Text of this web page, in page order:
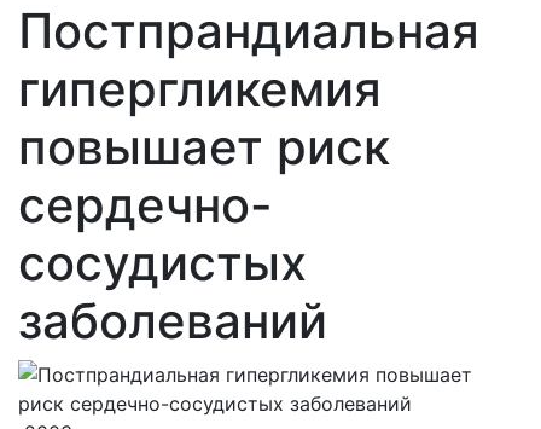
Постпрандиальная
гипергликемия
повышает риск
сердечно-
сосудистых
заболеваний